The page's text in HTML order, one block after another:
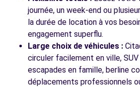
journée, un week-end ou
la durée de location à vos
engagement superflu.
Large choix de véhicules :
circuler facilement en ville,
escapades en famille, berline
déplacements professionnels